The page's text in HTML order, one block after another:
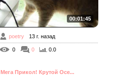
00:01:45
poetry 13 г. назад
0 0 0.0
Мега Прикол! Крутой Осе...